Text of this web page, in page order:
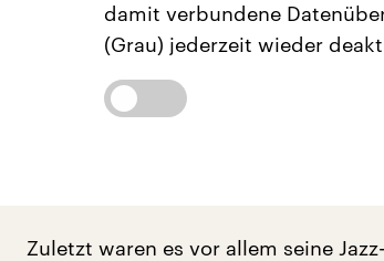
damit verbundene
(Grau) jederzeit wieder
Zuletzt waren es vor allem seine